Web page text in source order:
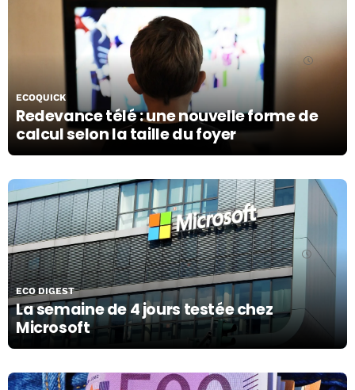
Redevance télé : une nouvelle forme de
calcul selon la taille du foyer
ECOQUICK
La semaine de 4 jours testée chez
Microsoft
ECO DIGEST
06/11/19